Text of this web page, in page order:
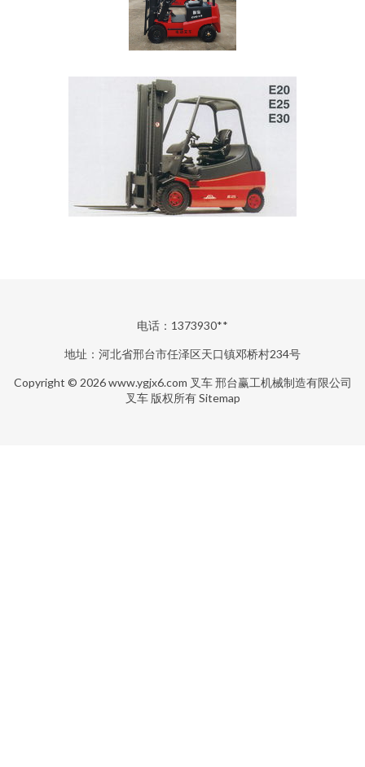
电话：1373930**
地址：河北省邢台市任泽区天口镇邓桥村234号
Copyright © 2026www.ygjx6.com 叉车 邢台赢工机械制造有限公司
叉车版权所有Sitemap